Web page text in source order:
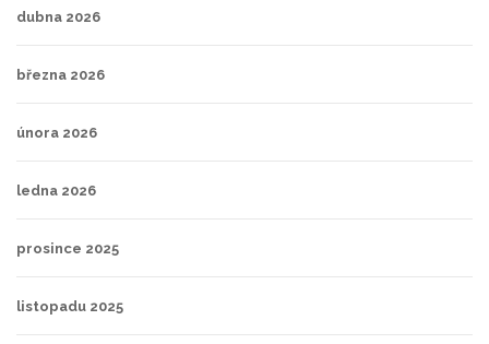
dubna 2026
března 2026
února 2026
ledna 2026
prosince 2025
listopadu 2025